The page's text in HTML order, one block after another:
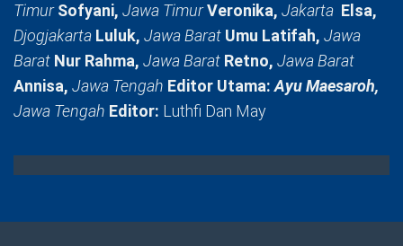
TimurSofyani, Jawa TimurVeronika, Jakarta Elsa,
Djogjakarta Luluk, Jawa Barat Umu Latifah, Jawa
Barat Nur Rahma, Jawa Barat Retno, Jawa Barat
Annisa, Jawa Tengah Editor Utama:Ayu Maesaroh,
Jawa Tengah Editor: Luthfi Dan May